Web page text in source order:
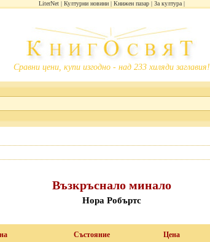
LiterNet Културни новини Книжен пазар За култура
Сравни цени, купи изгодно - над 233 хиляди заглавия!
Възкръснало минало
Нора Робъртс
Състояние Цена